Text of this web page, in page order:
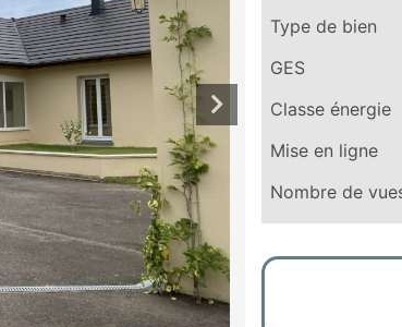
Type de bien
GES
Classe énergie
Mise en ligne
Nombre de